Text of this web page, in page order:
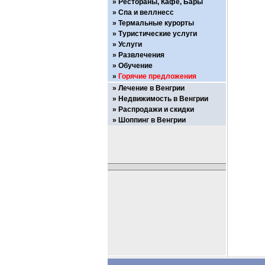
Рестораны, Кафе, Бары
Спа и веллнесс
Термальные курорты
Туристические услуги
Услуги
Развлечения
Обучение
Горячие предложения
Лечение в Венгрии
Недвижимость в Венгрии
Распродажи и скидки
Шоппинг в Венгрии